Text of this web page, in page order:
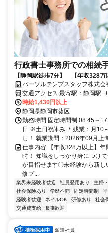
行政書士事務所での相続
【静岡駅徒歩7分】 【年収328万
時台定時！
パーソルテンプスタッフ株式会
交通アクセス 最寄駅：静岡駅 ＪＲ東海道本線(熱海－米原) 静岡駅 徒
歩7分 静岡鉄道静岡清水線 新静
時給1,430円以上
静岡県静岡市葵区
勤務時間 固定時間制 08:45～
日 ※土日祝休み ＊残業：月10
し！ 就業期間：2026年09月上
仕事内容 【年収328万以上】
時！ 知識をしっかり身につけ
が目指せます〇未経験から新
修プ...
業界未経験者歓迎 社員登用あり 主婦
社会保険あり
学歴不問 固定時間制
経験者歓迎
ネイルOK 研修あり 社会
交通費支給
長期歓迎
派遣社員